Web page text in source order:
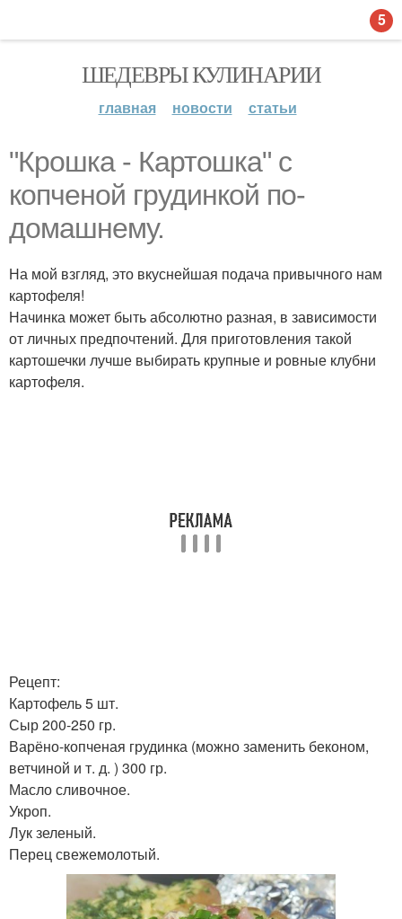
ШЕДЕВРЫ КУЛИНАРИИ
главная новости статьи
"Крошка - Картошка" с
копченой грудинкой по-
домашнему.
На мой взгляд, это вкуснейшая подача привычного нам
картофеля!
Начинка может быть абсолютно разная, в зависимости
от личных предпочтений. Для приготовления такой
картошечки лучше выбирать крупные и ровные клубни
картофеля.
Рецепт:
Картофель 5 шт.
Сыр 200-250 гр.
Варёно-копченая грудинка (можно заменить беконом,
ветчиной и т. д. ) 300 гр.
Масло сливочное.
Укроп.
Лук зеленый.
Перец свежемолотый.
5